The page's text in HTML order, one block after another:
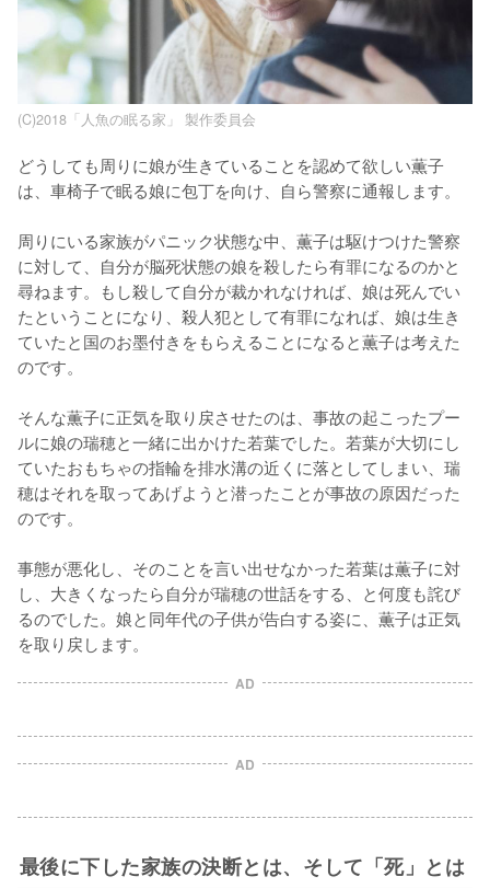
(C)2018「人魚の眠る家」 製作委員会
どうしても周りに娘が生きていることを認めて欲しい薫子
は、車椅子で眠る娘に包丁を向け、自ら警察に通報します。
周りにいる家族がパニック状態な中、薫子は駆けつけた警察
に対して、自分が脳死状態の娘を殺したら有罪になるのかと
尋ねます。もし殺して自分が裁かれなければ、娘は死んでい
たということになり、殺人犯として有罪になれば、娘は生き
ていたと国のお墨付きをもらえることになると薫子は考えた
のです。
そんな薫子に正気を取り戻させたのは、事故の起こったプー
ルに娘の瑞穂と一緒に出かけた若葉でした。若葉が大切にし
ていたおもちゃの指輪を排水溝の近くに落としてしまい、瑞
穂はそれを取ってあげようと潜ったことが事故の原因だった
のです。
事態が悪化し、そのことを言い出せなかった若葉は薫子に対
し、大きくなったら自分が瑞穂の世話をする、と何度も詫び
るのでした。娘と同年代の子供が告白する姿に、薫子は正気
を取り戻します。
AD
AD
最後に下した家族の決断とは、そして「死」とは